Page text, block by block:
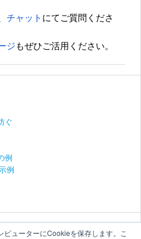
ピューターにCookieを保存します。こ
チャット にてご質問くださ
ジもぜひご活用ください。
ぐ
例
例